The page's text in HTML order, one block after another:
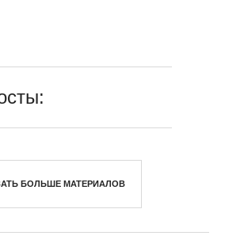
БОЛЬШЕ МАТЕРИАЛОВ